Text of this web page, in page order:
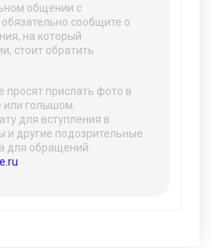
общении с
сообщите о
на который
стоит обратить
просят прислать фото в
голышом.
для вступления в
и другие подозрительные
для обращений: